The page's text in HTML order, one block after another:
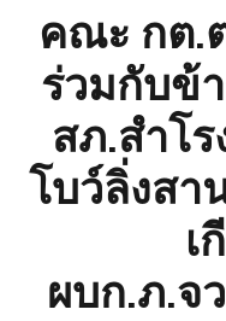
คณะ กต.
ร่วมกับข้
สภ.สำโ
โบว์ลิ่งสา
เ
ผบก.ภ.จ